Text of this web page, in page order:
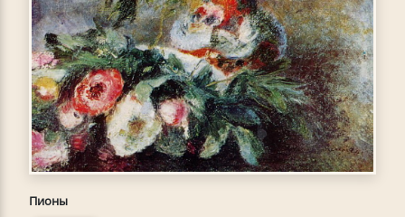
Пионы